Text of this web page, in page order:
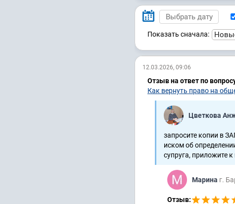
Показать сначала:
12.03.2026, 09:06
Отзыв на ответ по
Как вернуть право на
Цветкова
запросите копии в
иском об
супруга, приложите к
Марина г.
Отзыв: